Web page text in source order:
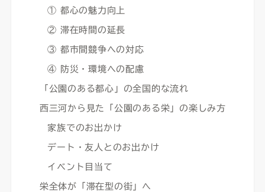
① 都心の魅力向上
② 滞在時間の延長
③ 都市間競争への対応
④ 防災・環境への配慮
「公園のある都心」の全国的な流れ
西三河から見た「公園のある栄」の楽しみ方
家族でのお出かけ
デート・友人とのお出かけ
イベント目当て
栄全体が「滞在型の街」へ